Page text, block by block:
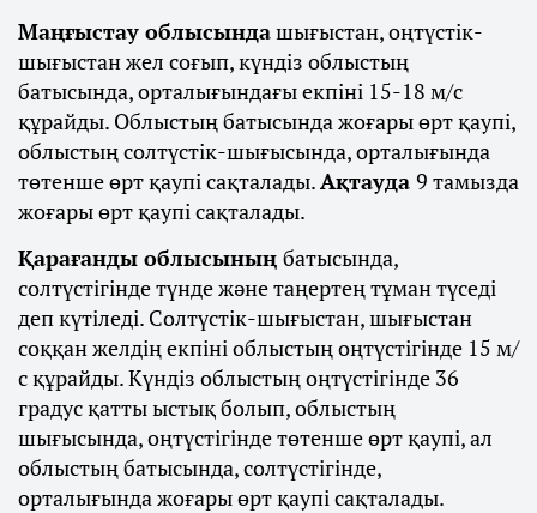
Маңғыстау облысындашығыстан, оңтүстік-
шығыстан жел соғып, күндіз облыстың
батысында, орталығындағы екпіні 15-18 м/с
құрайды. Облыстың батысында жоғары өрт қаупі,
облыстың солтүстік-шығысында, орталығында
төтенше өрт қаупі сақталады.Ақтауда 9 тамызда
жоғары өрт қаупі сақталады.
Қарағанды облысының батысында,
солтүстігінде түнде және таңертең тұман түседі
деп күтіледі. Солтүстік-шығыстан, шығыстан
соққан желдің екпіні облыстың оңтүстігінде 15 м/
с құрайды. Күндіз облыстың оңтүстігінде 36
градус қатты ыстық болып, облыстың
шығысында, оңтүстігінде төтенше өрт қаупі, ал
облыстың батысында, солтүстігінде,
орталығында жоғары өрт қаупі сақталады.